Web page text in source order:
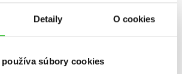
Detaily O cookies
súbory cookies
Do školičky, do školy